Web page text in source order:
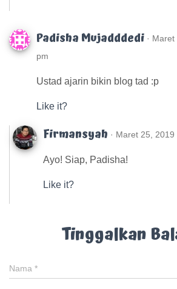
Padisha Mujadddedi ·
pm
Ustad ajarin bikin blog tad :p
Like it?
Firmansyah · Maret 25,
Ayo! Siap, Padisha!
Like it?
Tinggalkan
Nama *